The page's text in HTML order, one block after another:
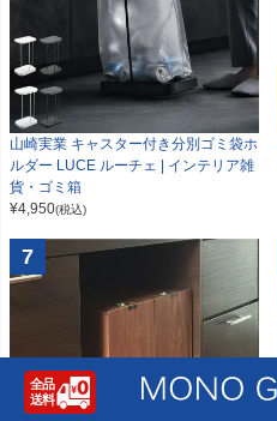
山崎実業 キャスター付き分別ゴミ袋ホ
ルダー LUCE ルーチェ | インテリア雑
貨・ゴミ箱
¥4,950(税込)
7